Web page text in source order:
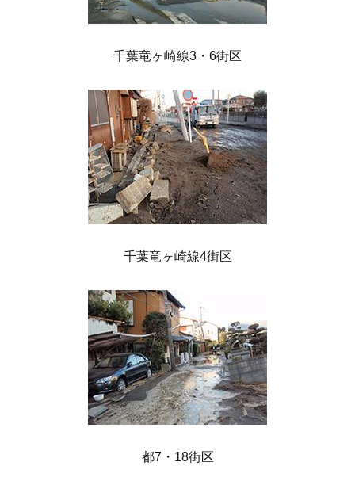
千葉竜ヶ崎線3・6街区
千葉竜ヶ崎線4街区
都7・18街区